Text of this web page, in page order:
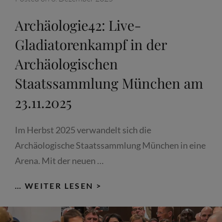
ARCHÄOLOGISCHEN
STAATSSAMMLUNG
Archäologie42: Live-
Gladiatorenkampf in der
Archäologischen
Staatssammlung München am
23.11.2025
Im Herbst 2025 verwandelt sich die
Archäologische Staatssammlung München in eine
Arena. Mit der neuen …
… WEITER LESEN >
GLADIATORENKAMPF